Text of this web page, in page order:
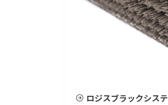
ロジスブラックシス